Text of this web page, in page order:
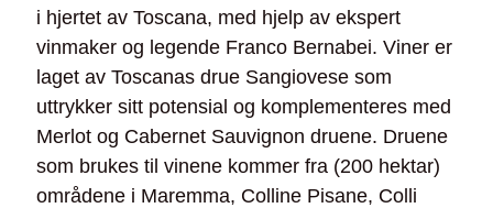
i hjertet av Toscana, med hjelp av ekspert
vinmaker og legende Franco Bernabei. Viner er
laget av Toscanas drue Sangiovese som
uttrykker sitt potensial og komplementeres med
Merlot og Cabernet Sauvignon druene. Druene
som brukes til vinene kommer fra (200 hektar)
områdene i Maremma, Colline Pisane, Colli